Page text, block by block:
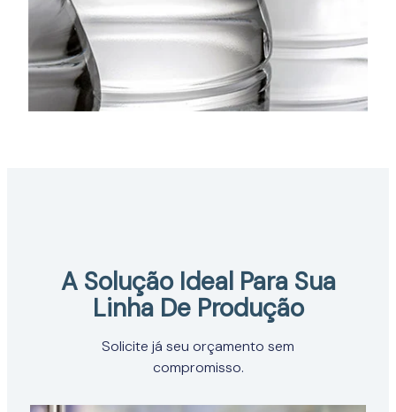
A Solução Ideal Para Sua
Linha De Produção
Solicite já seu orçamento sem
compromisso.